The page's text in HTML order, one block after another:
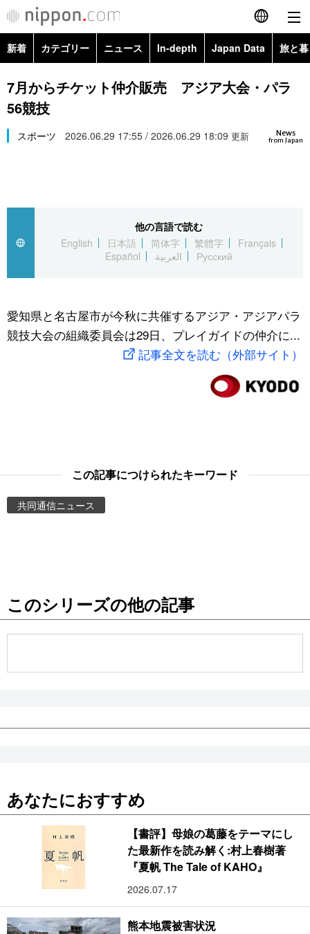
English
简体字
Русский
カテゴリー
経済・ビジネス
国際
文化
トップ
アーカイブ
In-depth
Japan Data
動画/Live
お知らせ
新着 カテゴリー ニュース In-depth Japan Data 旅と
政治・外交
経済・ビジネス
スポーツ・東京2020
Topics
7月からチケット仲介販売 アジア大会・パラ
56競技
News
from Japan
スポーツ 2026.06.29 17:55 / 2026.06.29 18:09 更新
他の言語で読む
English
日本語 简体字 繁體字
Français
Español
العربية Русский
愛知県と名古屋市が今秋に共催するアジア・アジアパラ
競技大会の組織委員会は29日、プレイガイドの仲介に...
記事全文を読む（外部サイト）
この記事につけられたキーワード
共同通信ニュース
このシリーズの他の記事
あなたにおすすめ
【書評】母娘の葛藤をテーマにし
た最新作を読み解く:村上春樹著
『夏帆 The Tale of KAHO』
2026.07.17
熊本地震被害状況